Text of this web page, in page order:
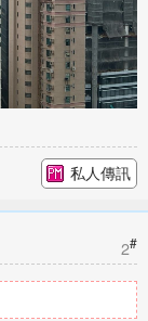
私人傳訊
2#